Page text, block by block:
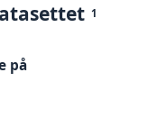
1
på